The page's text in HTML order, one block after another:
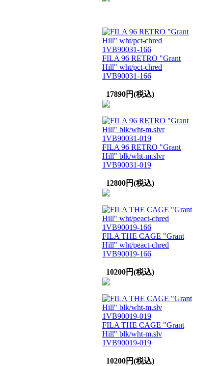
FILA 96 RETRO "Grant
Hill" wht/pct-chred
1VB90031-166
17890円(税込)
FILA 96 RETRO "Grant
Hill" blk/wht-m.slvr
1VB90031-019
12800円(税込)
FILA THE CAGE "Grant
Hill" wht/peact-chred
1VB90019-166
10200円(税込)
FILA THE CAGE "Grant
Hill" blk/wht-m.slv
1VB90019-019
10200円(税込)